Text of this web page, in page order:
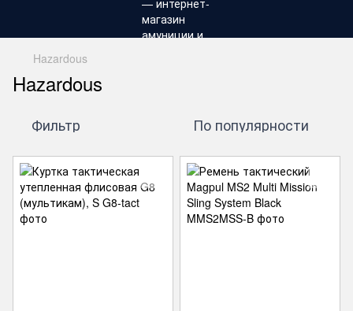
Hazardous
Hazardous
Фильтр По популярности